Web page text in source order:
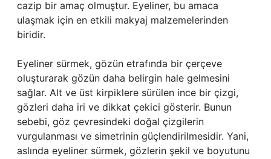
cazip bir amaç olmuştur. Eyeliner, bu amaca
ulaşmak için en etkili makyaj malzemelerinden
biridir.
Eyeliner sürmek, gözün etrafında bir çerçeve
oluşturarak gözün daha belirgin hale gelmesini
sağlar. Alt ve üst kirpiklere sürülen ince bir çizgi,
gözleri daha iri ve dikkat çekici gösterir. Bunun
sebebi, göz çevresindeki doğal çizgilerin
vurgulanması ve simetrinin güçlendirilmesidir. Yani,
aslında eyeliner sürmek, gözlerin şekil ve boyutunu